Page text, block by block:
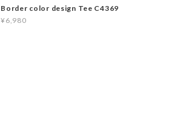
Border color design Tee C4369
¥6,980